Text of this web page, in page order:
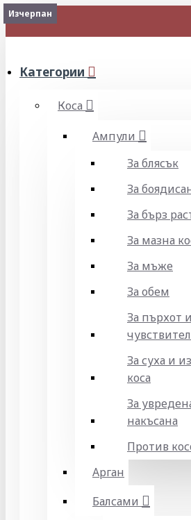
МЕНЮ
Категории
Коса
Ампули
За блясък
За
За бърз
За мазна
За мъже
За обем
За пърхот и
За суха и
коса
За
накъсана
Против
Арган
Балсами
2-3 Days
Изчерпан